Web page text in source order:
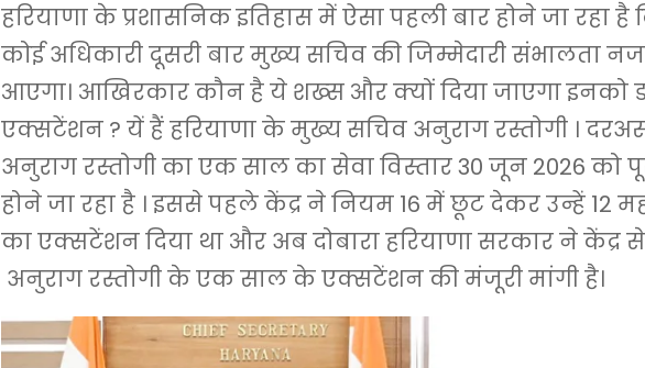
हरियाणा के प्रशासनिक इतिहास में ऐसा पहली बार होने जा रहा है
कोई अधिकारी दूसरी बार मुख्य सचिव की जिम्मेदारी संभालता
आएगा। आखिरकार कौन है ये शख्स और क्यों दिया जाएगा इनको
एक्सटेंशन ? यें हैं हरियाणा के मुख्य सचिव अनुराग रस्तोगी ।
अनुराग रस्तोगी का एक साल का सेवा विस्तार 30 जून 2026 को
होने जा रहा है । इससे पहले केंद्र ने नियम 16 में छूट देकर उन्हें 12
का एक्सटेंशन दिया था और अब दोबारा हरियाणा सरकार ने केंद्र से
अनुराग रस्तोगी के एक साल के एक्सटेंशन की मंजूरी मांगी है।